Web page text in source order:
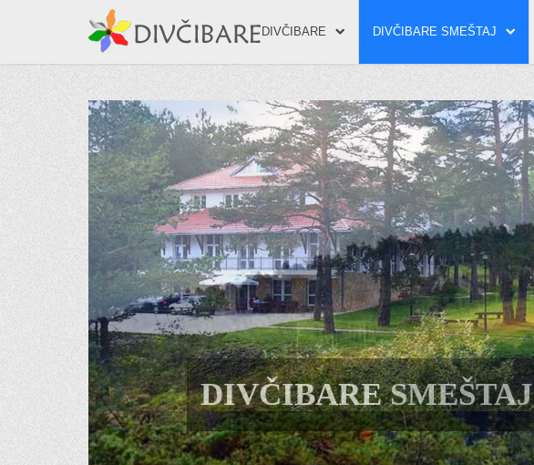
DIVČIBARE DIVČIBARE SMEŠTAJ
DIVČIBARE SMEŠTAJ